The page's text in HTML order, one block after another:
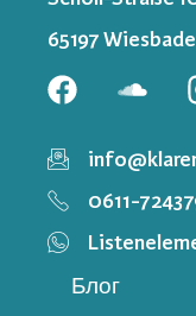
65197
0611-
Блог